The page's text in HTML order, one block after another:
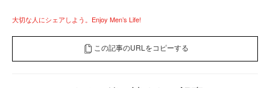
大切な人にシェアしよう。Enjoy Men’s Life!
この記事のURLをコピーする